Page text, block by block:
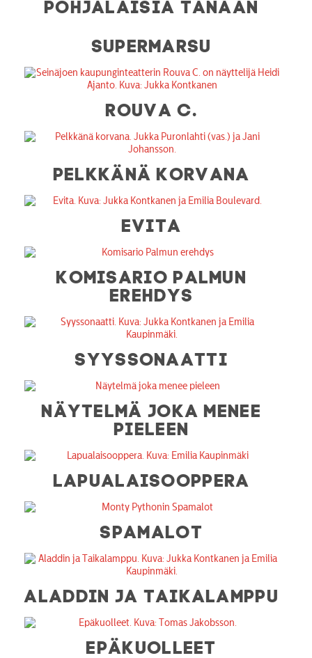
POHJALAISIA TÄNÄÄN
SUPERMARSU
ROUVA C.
PELKKÄNÄ KORVANA
EVITA
KOMISARIO PALMUN
EREHDYS
SYYSSONAATTI
NÄYTELMÄ JOKA MENEE
PIELEEN
LAPUALAISOOPPERA
SPAMALOT
ALADDIN JA TAIKALAMPPU
EPÄKUOLLEET